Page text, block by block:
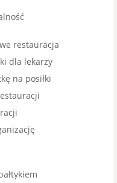
restauracja
dla lekarzy
na posiłki